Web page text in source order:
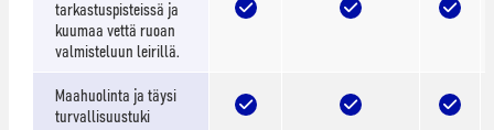
tarkastuspisteissä ja
kuumaa vettä ruoan
valmisteluun leirillä.
Maahuolinta ja täysi
turvallisuustuki